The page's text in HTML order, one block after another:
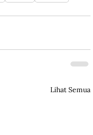
Lihat Semua